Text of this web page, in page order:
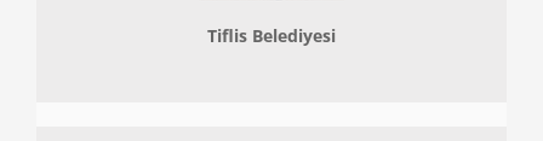
Tiflis Belediyesi